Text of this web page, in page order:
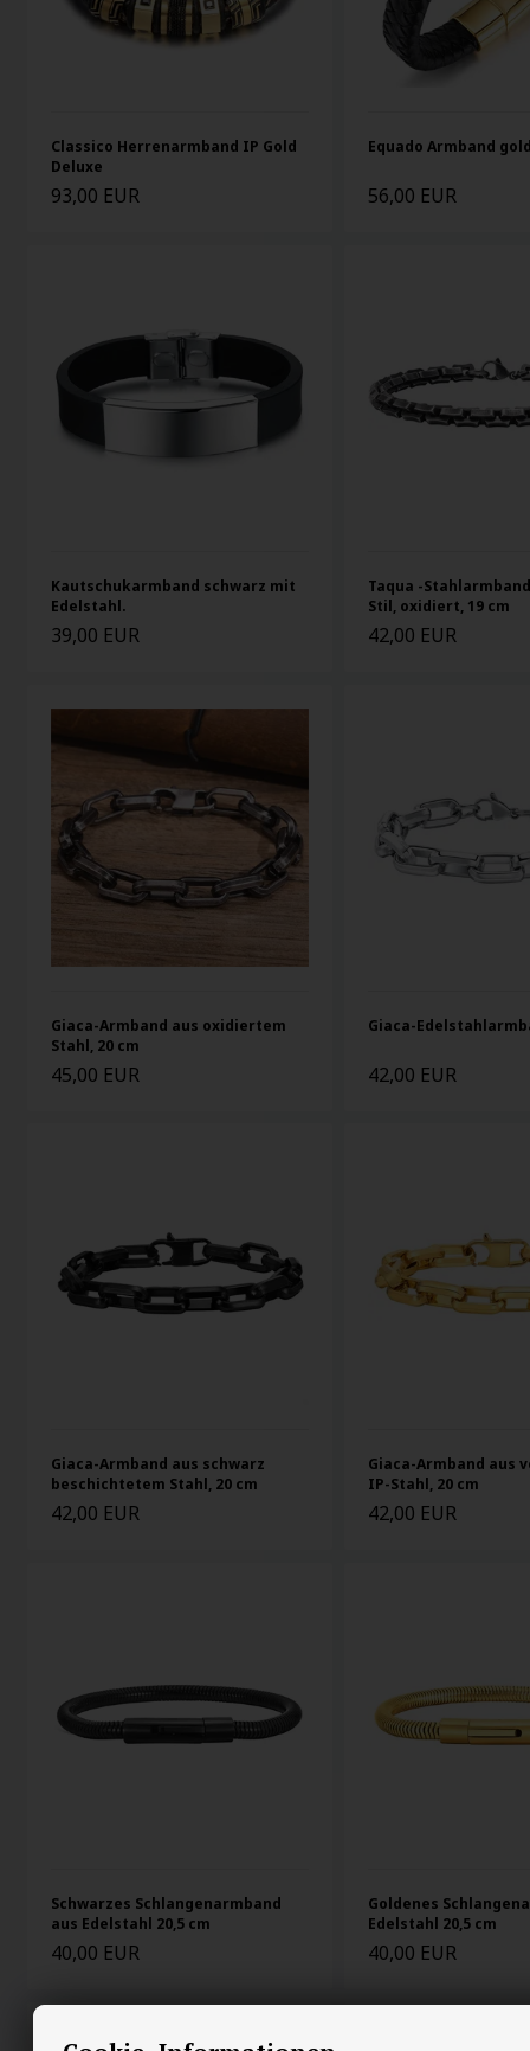
Classico Herrenarmband IP Gold
Deluxe
93,00 EUR
Equado Armband
56,00 EUR
Kautschukarmband schwarz mit
Edelstahl.
39,00 EUR
Taqua -
Stil, oxidiert, 19 cm
42,00 EUR
Giaca-Armband aus oxidiertem
Stahl, 20 cm
45,00 EUR
Giaca-
42,00 EUR
Giaca-Armband aus schwarz
beschichtetem Stahl, 20 cm
42,00 EUR
Giaca-Armband aus
IP-Stahl, 20 cm
42,00 EUR
Schwarzes Schlangenarmband
aus Edelstahl 20,5 cm
40,00 EUR
Goldenes
Edelstahl 20,5 cm
40,00 EUR